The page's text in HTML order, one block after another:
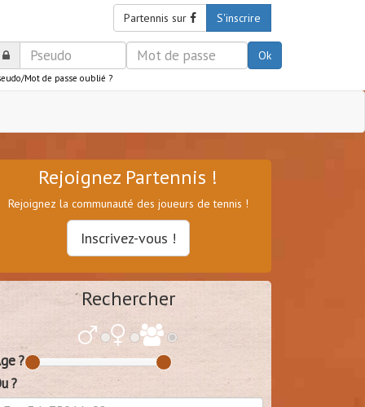
Partennis sur S'inscrire
Ok
Mot de passe oublié ?
Rejoignez Partennis !
Rejoignez la communauté des joueurs de tennis !
Inscrivez-vous !
Rechercher
?
?